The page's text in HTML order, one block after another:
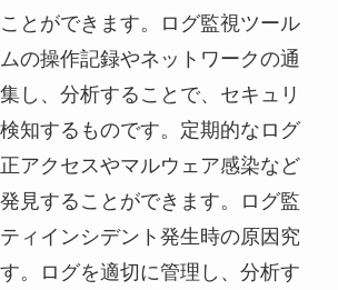
とができます。ログ監視ツール
の操作記録やネットワークの通
し、分析することで、セキュリ
知するものです。定期的なログ
アクセスやマルウェア感染など
見することができます。ログ監
ィインシデント発生時の原因究
。ログを適切に管理し、分析す